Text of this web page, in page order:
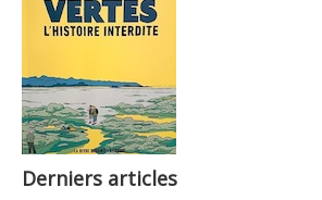
La boutique
Zone pro
Contact
Derniers articles